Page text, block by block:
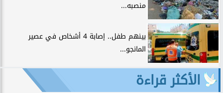
منصبه...
بينهم طفل.. إصابة 4 أشخاص في عصير
المانجو...
الأكثر قراءة